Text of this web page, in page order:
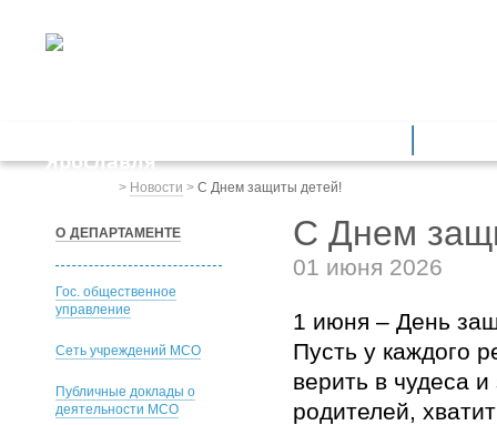
> Новости > С Днем защиты детей!
С Днем
01 июня 2026
1 июня – День
Пусть у каждого
верить в чудеса
родителей,
О ДЕПАРТАМЕНТЕ
Гос. общественное
управление
Сеть учреждений МСО
Публичные доклады о
деятельности МСО